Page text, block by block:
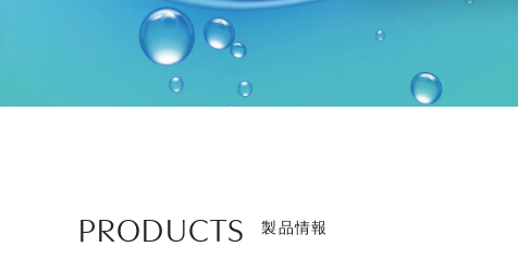
PRODUCTS 製品情報